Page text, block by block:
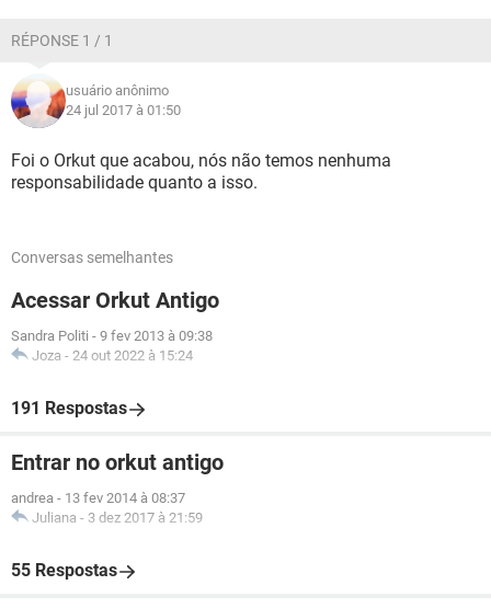
RÉPONSE 1 / 1
usuário anônimo
24 jul 2017 à 01:50
Foi o Orkut que acabou, nós não temos nenhuma
responsabilidade quanto a isso.
Conversas semelhantes
Acessar Orkut Antigo
Sandra Politi - 9 fev 2013 à 09:38
Joza - 24 out 2022 à 15:24
191 Respostas
Entrar no orkut antigo
andrea - 13 fev 2014 à 08:37
Juliana - 3 dez 2017 à 21:59
55 Respostas